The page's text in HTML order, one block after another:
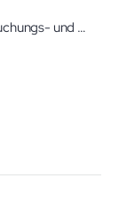
Vasco® Nitril sky-blue Unsterile Nitril-Untersuchungs- und Schutzhandschuhe